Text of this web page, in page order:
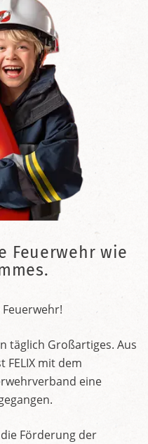
Feuerwehr wie
Feuerwehr!
täglich Großartiges. Aus
FELIX mit dem
eine
Förderung der